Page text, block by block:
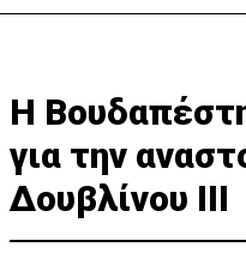
Η
για την
Δουβλίνου ΙΙΙ